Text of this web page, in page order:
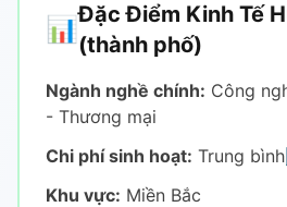
📊Đặc Điểm Kinh Tế
(thành phố)
Ngành nghề chính: Công
- Thương mại
Chi phí sinh hoạt: Trung bình
Khu vực: Miền Bắc